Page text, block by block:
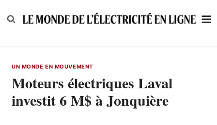
to
UN MONDE EN MOUVEMENT
Moteurs électriques Laval
investit 6 M$ à Jonquière